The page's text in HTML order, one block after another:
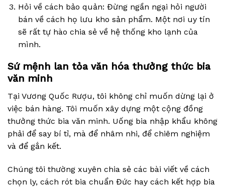
Hỏi về cách bảo quản: Đừng ngần ngại hỏi người
bán về cách họ lưu kho sản phẩm. Một nơi uy tín
sẽ rất tự hào chia sẻ về hệ thống kho lạnh của
mình.
Sứ mệnh lan tỏa văn hóa thưởng thức bia
văn minh
Tại Vương Quốc Rượu, tôi không chỉ muốn dừng lại ở
việc bán hàng. Tôi muốn xây dựng một cộng đồng
thưởng thức bia văn minh. Uống bia nhập khẩu không
phải để say bí tỉ, mà để nhâm nhi, để chiêm nghiệm
và để gắn kết.
Chúng tôi thường xuyên chia sẻ các bài viết về cách
chọn ly, cách rót bia chuẩn Đức hay cách kết hợp bia